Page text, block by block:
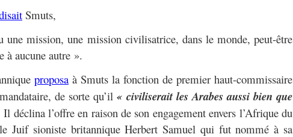
Smuts,
une mission, une mission civilisatrice, dans le monde, peut-être
à aucune autre ».
proposa à Smuts la fonction de premier haut-commissaire
de sorte qu’il « civiliserait les Arabes aussi bien que
Il déclina l’offre en raison de son engagement envers l’Afrique du
Juif sioniste britannique Herbert Samuel qui fut nommé à sa